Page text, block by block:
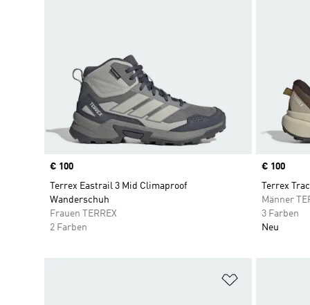
Price
€ 100
Terrex Eastrail 3 Mid Climaproof
Wanderschuh
Frauen TERREX
2 Farben
Price
€ 100
Terrex
Männer
3 Farben
Neu